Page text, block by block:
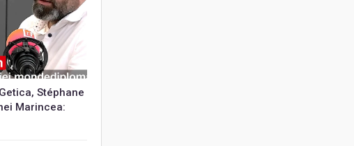
Stéphane
Marincea: